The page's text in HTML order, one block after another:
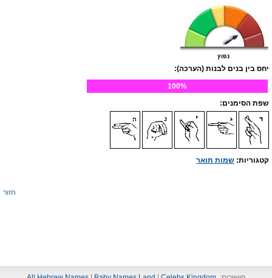
נפוץ
יחס בין בנים לבנות (הערכה):
100%
שפת הסימנים:
קטגוריות: שמות תואר
חזור